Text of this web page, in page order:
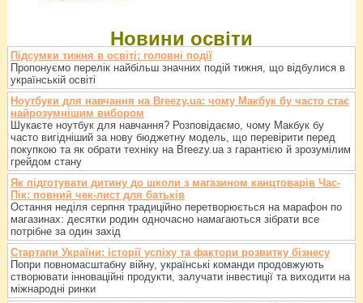
Новини освіти
Підсумки тижня в освіті: головні події
Пропонуємо перелік найбільш значних подій тижня, що відбулися в
українській освіті
Ноутбуки для навчання на Breezy.ua: чому Макбук бу часто стає
найрозумнішим вибором
Шукаєте ноутбук для навчання? Розповідаємо, чому Макбук бу
часто вигідніший за нову бюджетну модель, що перевірити перед
покупкою та як обрати техніку на Breezy.ua з гарантією й зрозумілим
грейдом стану
Як підготувати дитину до школи з магазином канцтоварів Час-
Пік: повний чек-лист для батьків
Остання неділя серпня традиційно перетворюється на марафон по
магазинах: десятки родин одночасно намагаються зібрати все
потрібне за один захід
Стартапи України: історії успіху та фактори розвитку бізнесу
Попри повномасштабну війну, українські команди продовжують
створювати інноваційні продукти, залучати інвестиції та виходити на
міжнародні ринки